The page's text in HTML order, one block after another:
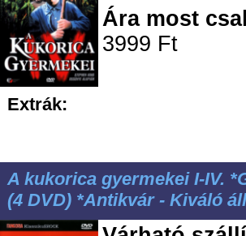
Ára most
3999 Ft
Extrák:
A kukorica gyermekei I-IV.
(4 DVD) *Antikvár - Kiváló